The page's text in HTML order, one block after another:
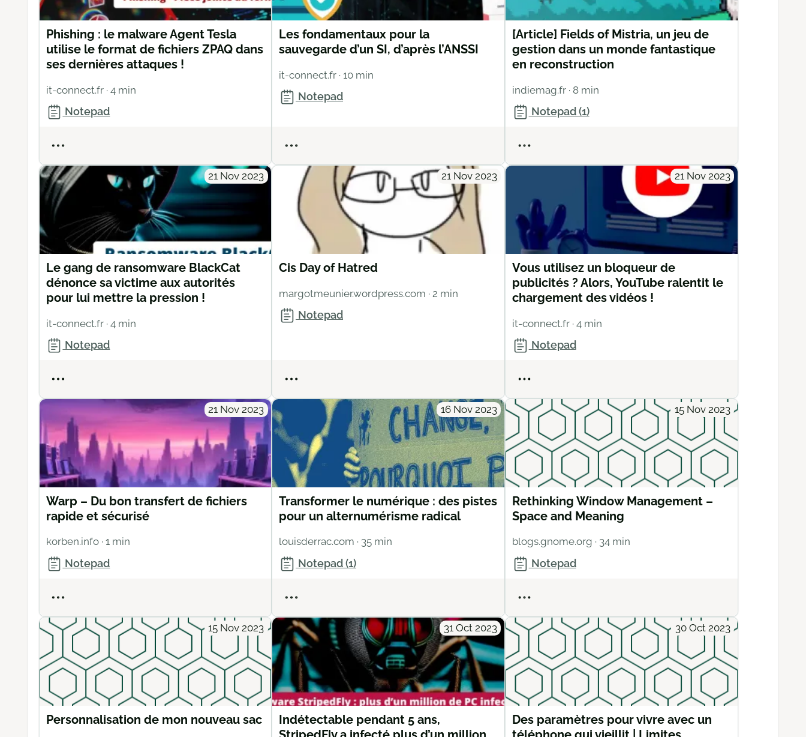
Phishing : le malware Agent Tesla
utilise le format de fichiers ZPAQ dans
ses dernières attaques !
it-connect.fr· 4 min
Notepad
Les fondamentaux pour la
sauvegarde d’un SI, d’après l’ANSSI
it-connect.fr · 10 min
Notepad
[Article] Fields of Mistria, un jeu de
gestion dans un monde fantastique
en reconstruction
indiemag.fr · 8 min
Notepad (1)
21 Nov 2023
Le gang de ransomware BlackCat
dénonce sa victime aux autorités
pour lui mettre la pression !
it-connect.fr· 4 min
Notepad
21 Nov 2023
Cis Day of Hatred
margotmeunier.wordpress.com · 2 min
Notepad
21 Nov 2023
Vous utilisez un bloqueur de
publicités ? Alors, YouTube ralentit le
chargement des vidéos !
it-connect.fr · 4 min
Notepad
21 Nov 2023
Warp – Du bon transfert de fichiers
rapide et sécurisé
korben.info· 1 min
Notepad
16 Nov 2023
Transformer le numérique : des pistes
pour un alternumérisme radical
louisderrac.com · 35 min
Notepad (1)
15 Nov 2023
Rethinking Window Management –
Space and Meaning
blogs.gnome.org · 34 min
Notepad
15 Nov 2023
Personnalisation de mon nouveau sac
31 Oct 2023
Indétectable pendant 5 ans,
30 Oct 2023
Des paramètres pour vivre avec un